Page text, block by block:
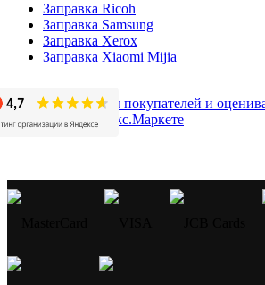
Заправка Ricoh
Заправка Samsung
Заправка Xerox
Заправка Xiaomi Mijia